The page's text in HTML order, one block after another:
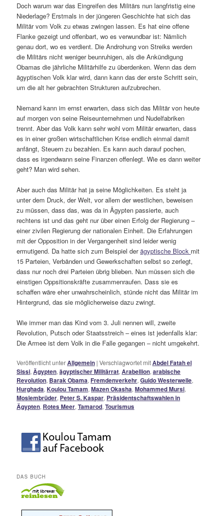
Doch warum war das Eingreifen des Militärs nun langfristig eine
Niederlage? Erstmals in der jüngeren Geschichte hat sich das
Militär vom Volk zu etwas zwingen lassen. Es hat eine offene
Flanke gezeigt und offenbart, wo es verwundbar ist: Nämlich
genau dort, wo es verdient. Die Androhung von Streiks werden
die Militärs nicht weniger beunruhigen, als die Ankündigung
Obamas die jährliche Militärhilfe zu überdenken. Wenn das dem
ägyptischen Volk klar wird, dann kann das der erste Schritt sein,
um die alt her gebrachten Strukturen aufzubrechen.
Niemand kann im ernst erwarten, dass sich das Militär von heute
auf morgen von seine Reiseunternehmen und Nudelfabriken
trennt. Aber das Volk kann sehr wohl vom Militär erwarten, dass
es in einer großen wirtschaftlichen Krise endlich einmal damit
anfängt, Steuern zu bezahlen. Es kann auch darauf pochen,
dass es irgendwann seine Finanzen offenlegt. Wie es dann weiter
geht? Man wird sehen.
Aber auch das Militär hat ja seine Möglichkeiten. Es steht ja
unter dem Druck, der Welt, vor allem der westlichen, beweisen
zu müssen, dass das, was da in Ägypten passierte, auch
rechtens ist und das geht nur über einen Erfolg der Regierung –
einer zivilen Regierung der nationalen Einheit. Die Erfahrungen
mit der Opposition in der Vergangenheit sind leider wenig
ermutigend. Da hatte sich zum Beispiel derägyptische Block mit
15 Parteien, Verbänden und Gewerkschaften selbst so zerlegt,
dass nur noch drei Parteien übrig blieben. Nun müssen sich die
einstigen Oppsitionskräfte zusammenraufen. Dass sie es
schaffen wäre eher unwahrscheinlich, stünde nicht das Militär im
Hintergrund, das sie möglicherweise dazu zwingt.
Wie immer man das Kind vom 3. Juli nennen will, zweite
Revolution, Putsch oder Staatsstreich – eines ist jedenfalls klar:
Die Armee ist dem Volk in die Falle gegangen – nicht umgekehrt.
Veröffentlicht unterAllgemein |Verschlagwortet mitAbdel Fatah el
Sissi,Ägypten,ägyptischer Militärrat,Arabellion,arabische
Revolution, Barak Obama,Fremdenverkehr,Guido Westerwelle,
Hurghada,Koulou Tamam,Mazen Okasha,Mohammed Mursi,
Moslembrüder, Peter S. Kaspar, Präsidentschaftswahlen in
Ägypten, Rotes Meer,Tamarod,Tourismus
DAS BUCH